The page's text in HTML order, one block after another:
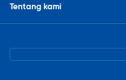
Tentang kami